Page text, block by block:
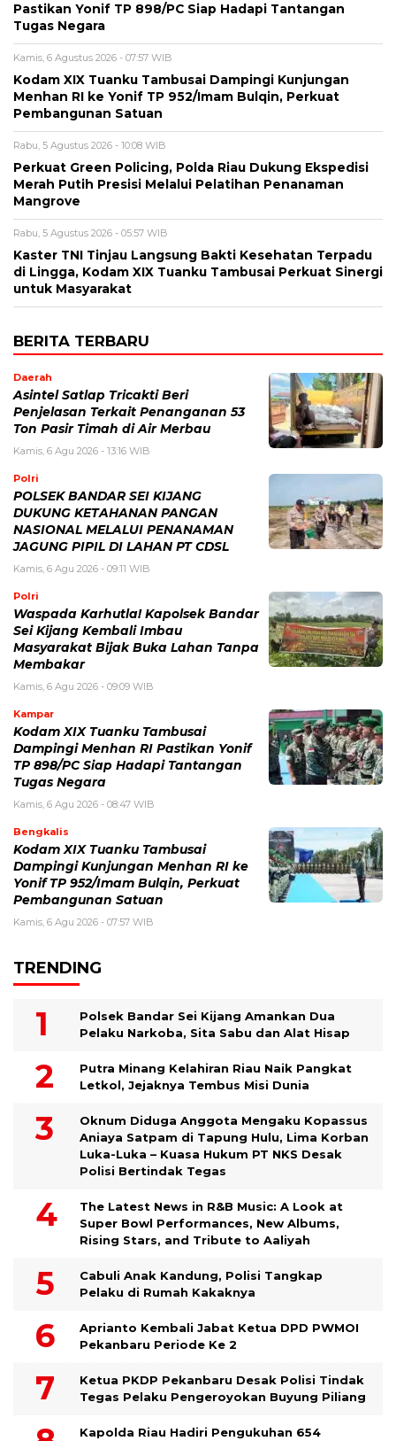
Pastikan Yonif TP 898/PC Siap Hadapi Tantangan
Tugas Negara
Kamis, 6 Agustus 2026 - 07:57 WIB
Kodam XIX Tuanku Tambusai Dampingi Kunjungan
Menhan RI ke Yonif TP 952/Imam Bulqin, Perkuat
Pembangunan Satuan
Rabu, 5 Agustus 2026 - 10:08 WIB
Perkuat Green Policing, Polda Riau Dukung Ekspedisi
Merah Putih Presisi Melalui Pelatihan Penanaman
Mangrove
Rabu, 5 Agustus 2026 - 05:57 WIB
Kaster TNI Tinjau Langsung Bakti Kesehatan Terpadu
di Lingga, Kodam XIX Tuanku Tambusai Perkuat Sinergi
untuk Masyarakat
BERITA TERBARU
Daerah
Asintel Satlap Tricakti Beri
Penjelasan Terkait Penanganan 53
Ton Pasir Timah di Air Merbau
Kamis, 6 Agu 2026 - 13:16 WIB
Polri
POLSEK BANDAR SEI KIJANG
DUKUNG KETAHANAN PANGAN
NASIONAL MELALUI PENANAMAN
JAGUNG PIPIL DI LAHAN PT CDSL
Kamis, 6 Agu 2026 - 09:11 WIB
Polri
Waspada Karhutla! Kapolsek Bandar
Sei Kijang Kembali Imbau
Masyarakat Bijak Buka Lahan Tanpa
Membakar
Kamis, 6 Agu 2026 - 09:09 WIB
Kampar
Kodam XIX Tuanku Tambusai
Dampingi Menhan RI Pastikan Yonif
TP 898/PC Siap Hadapi Tantangan
Tugas Negara
Kamis, 6 Agu 2026 - 08:47 WIB
Bengkalis
Kodam XIX Tuanku Tambusai
Dampingi Kunjungan Menhan RI ke
Yonif TP 952/Imam Bulqin, Perkuat
Pembangunan Satuan
Kamis, 6 Agu 2026 - 07:57 WIB
TRENDING
Polsek Bandar Sei Kijang Amankan Dua
Pelaku Narkoba, Sita Sabu dan Alat Hisap
Putra Minang Kelahiran Riau Naik Pangkat
Letkol, Jejaknya Tembus Misi Dunia
Oknum Diduga Anggota Mengaku Kopassus
Aniaya Satpam di Tapung Hulu, Lima Korban
Luka-Luka – Kuasa Hukum PT NKS Desak
Polisi Bertindak Tegas
The Latest News in R&B Music: A Look at
Super Bowl Performances, New Albums,
Rising Stars, and Tribute to Aaliyah
Cabuli Anak Kandung, Polisi Tangkap
Pelaku di Rumah Kakaknya
Aprianto Kembali Jabat Ketua DPD PWMOI
Pekanbaru Periode Ke 2
Ketua PKDP Pekanbaru Desak Polisi Tindak
Tegas Pelaku Pengeroyokan Buyung Piliang
Kapolda Riau Hadiri Pengukuhan 654